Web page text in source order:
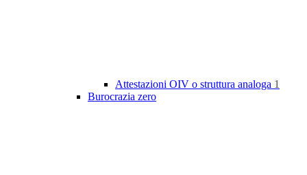
Attestazioni OIV o struttura analoga 1
Burocrazia zero